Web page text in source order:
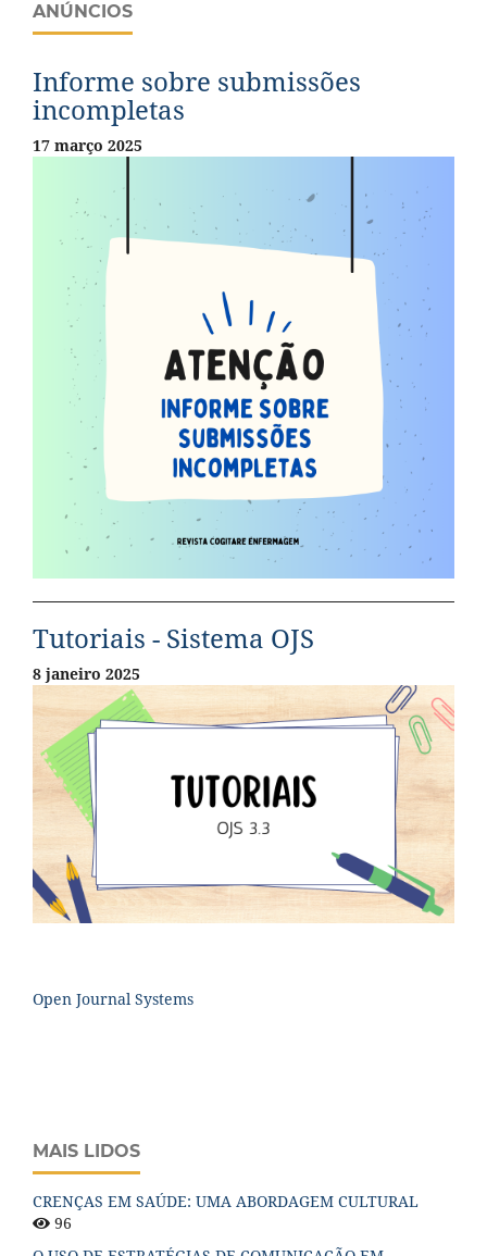
ANÚNCIOS
Informe sobre submissões
incompletas
17 março 2025
Tutoriais - Sistema OJS
8 janeiro 2025
Open Journal Systems
MAIS LIDOS
CRENÇAS EM SAÚDE: UMA ABORDAGEM CULTURAL
96